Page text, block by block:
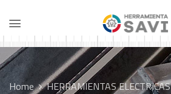
Home HERRAMIENTAS ELECTRICAS